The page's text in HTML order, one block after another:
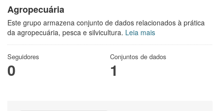
Agropecuária
Este grupo armazena conjunto de dados relacionados à prática
da agropecuária, pesca e silvicultura. Leia mais
Seguidores
0
Conjuntos de dados
1